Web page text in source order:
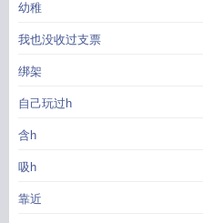
幼稚
我也没收过支票
绑架
自己玩过h
含h
吸h
靠近